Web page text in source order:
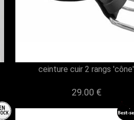
ceinture cuir 2 rangs 'cône'
29.00 €